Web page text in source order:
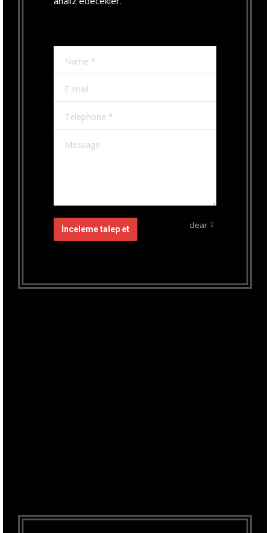
Name *
E-mail
Telephone *
Message
İnceleme talep et clear